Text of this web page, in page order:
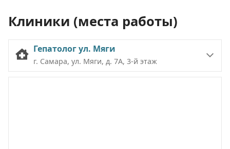
Клиники (места работы)
Гепатолог ул. Мяги
г. Самара, ул. Мяги, д. 7А, 3-й этаж